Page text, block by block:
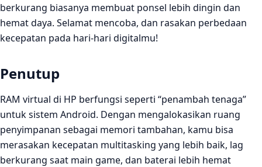
berkurang biasanya membuat ponsel lebih dingin dan
hemat daya. Selamat mencoba, dan rasakan perbedaan
kecepatan pada hari‑hari digitalmu!
Penutup
RAM virtual di HP berfungsi seperti “penambah tenaga”
untuk sistem Android. Dengan mengalokasikan ruang
penyimpanan sebagai memori tambahan, kamu bisa
merasakan kecepatan multitasking yang lebih baik, lag
berkurang saat main game, dan baterai lebih hemat